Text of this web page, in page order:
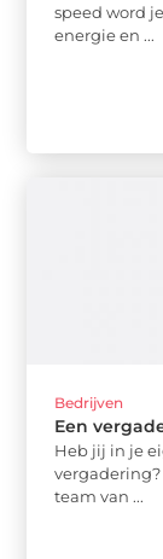
speed word
energie en ...
Bedrijven
Een
Heb jij in je
team van ...